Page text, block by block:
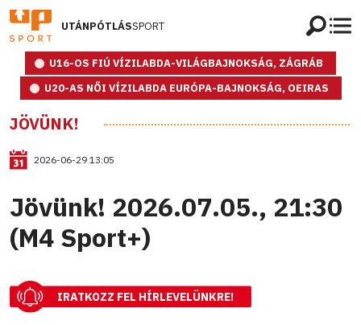
UTÁNPÓTLÁSSPORT
U16-OS FIÚ VÍZILABDA-VILÁGBAJNOKSÁG, ZÁGRÁB
U20-AS NŐI VÍZILABDA EURÓPA-BAJNOKSÁG, OEIRAS
JÖVÜNK!
2026-06-29 13:05
Jövünk! 2026.07.05., 21:30
(M4 Sport+)
IRATKOZZ FEL HÍRLEVELÜNKRE!